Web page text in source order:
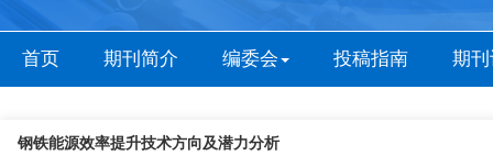
首页 期刊简介 编委会 投稿指南 期
钢铁能源效率提升技术方向及潜力分析